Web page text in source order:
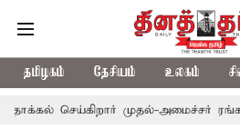
தமிழகம் தேசியம் உலகம்
முதல்-அமைச்சர் ரங்கசாமி